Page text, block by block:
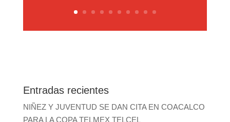
Entradas recientes
NIÑEZ Y JUVENTUD SE DAN CITA EN COACALCO
PARA LA COPA TELMEX TELCEL